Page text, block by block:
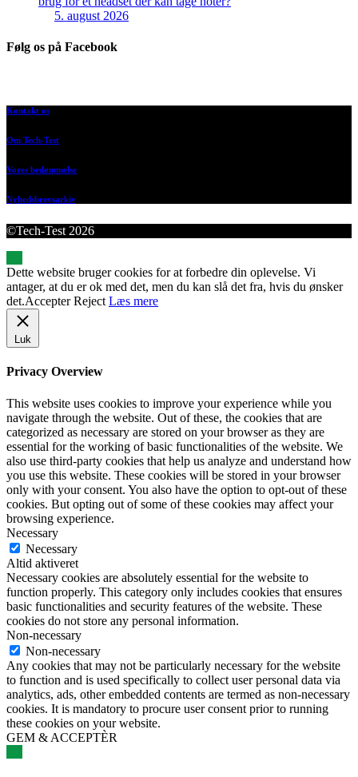
5. august 2026
Følg os på Facebook
Kontakt os
Om Tech-Test
Vores bedømmelse
Nyhedsbrevsarkiv
©Tech-Test 2026
Dette website bruger cookies for at forbedre din oplevelse. Vi
antager, at du er ok med det, men du kan slå det fra, hvis du ønsker
det.Accepter Reject Læs mere
Luk
Privacy Overview
This website uses cookies to improve your experience while you
navigate through the website. Out of these, the cookies that are
categorized as necessary are stored on your browser as they are
essential for the working of basic functionalities of the website. We
also use third-party cookies that help us analyze and understand how
you use this website. These cookies will be stored in your browser
only with your consent. You also have the option to opt-out of these
cookies. But opting out of some of these cookies may affect your
browsing experience.
Necessary
Necessary
Altid aktiveret
Necessary cookies are absolutely essential for the website to
function properly. This category only includes cookies that ensures
basic functionalities and security features of the website. These
cookies do not store any personal information.
Non-necessary
Non-necessary
Any cookies that may not be particularly necessary for the website
to function and is used specifically to collect user personal data via
analytics, ads, other embedded contents are termed as non-necessary
cookies. It is mandatory to procure user consent prior to running
these cookies on your website.
GEM & ACCEPTÈR